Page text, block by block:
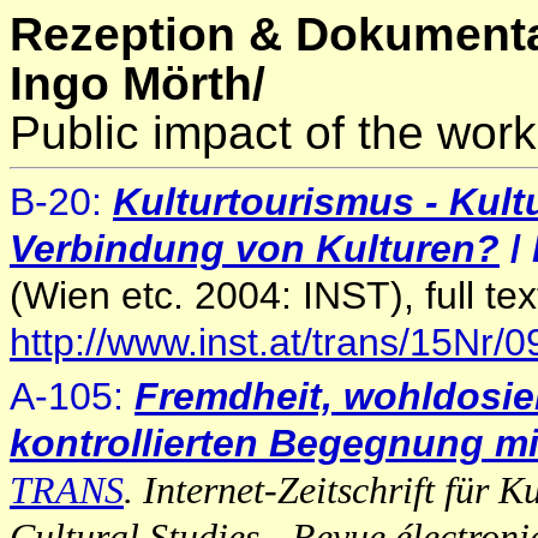
Rezeption &
Ingo Mörth/
Public impact of the
B-20: Kulturtourismus -
Verbindung von Kulturen? /
(Wien etc. 2004: INST), full
http://www.inst.at/trans/15Nr/
A-105: Fremdheit,
kontrollierten Begegnung
TRANS. Internet-Zeitschrift für